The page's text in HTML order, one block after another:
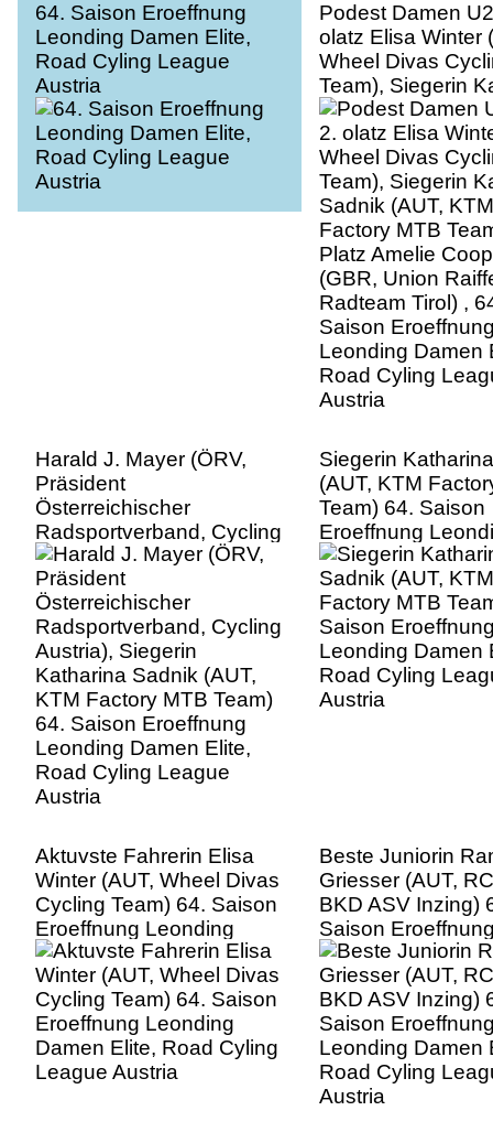
64. Saison Eroeffnung
Leonding Damen Elite,
Road Cyling League
Austria
Podest Damen
olatz Elisa Winter
Wheel Divas
Team), Siegerin
Sadnik (AUT, KTM
Factory MTB
Platz Amelie
(GBR, Union
Radteam Tirol) ,
Saison
Leonding Damen
Road Cyling
Austria
Harald J. Mayer (ÖRV,
Präsident
Österreichischer
Radsportverband, Cycling
Austria), Siegerin
Katharina Sadnik (AUT,
KTM Factory MTB Team)
64. Saison Eroeffnung
Leonding Damen Elite,
Road Cyling League
Austria
Siegerin
(AUT, KTM
Team) 64. Saison
Eroeffnung
Damen Elite,
League Austria
Aktuvste Fahrerin Elisa
Winter (AUT, Wheel Divas
Cycling Team) 64. Saison
Eroeffnung Leonding
Damen Elite, Road Cyling
League Austria
Beste Juniorin
Griesser (AUT,
BKD ASV Inzing)
Saison
Leonding Damen
Road Cyling
Austria